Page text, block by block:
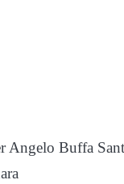
Angelo Buffa